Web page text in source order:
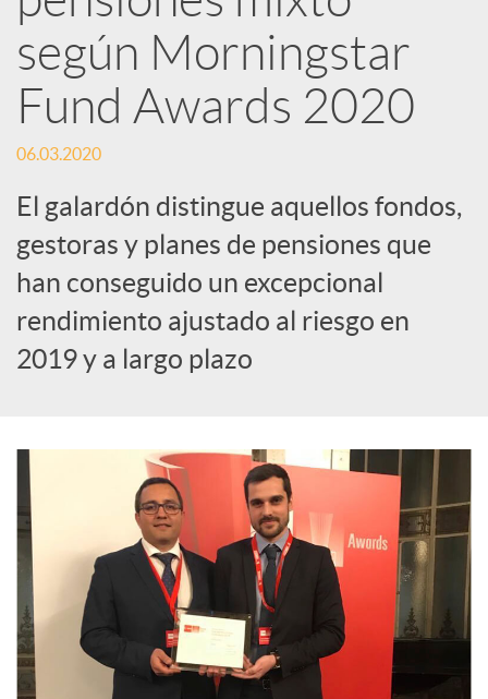
d
e
s
S
o
c
i
a
l
e
según Morningstar
Fund Awards 2020
06.03.2020
El galardón distingue aquellos fondos,
gestoras y planes de pensiones que
han conseguido un excepcional
rendimiento ajustado al riesgo en
2019 y a largo plazo